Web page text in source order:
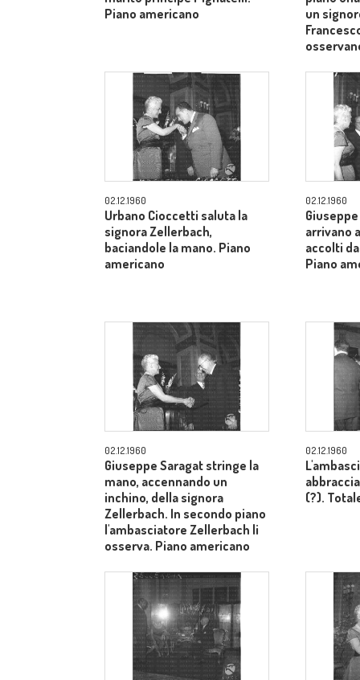
Piano americano
un
02.12.1960
Urbano Cioccetti saluta la
signora Zellerbach,
baciandole la mano. Piano
americano
02.12.1960
arrivano
accolti
Piano
02.12.1960
Giuseppe Saragat stringe la
mano, accennando un
inchino, della signora
Zellerbach. In secondo piano
l'ambasciatore Zellerbach li
osserva. Piano americano
02.12.1960
(?).